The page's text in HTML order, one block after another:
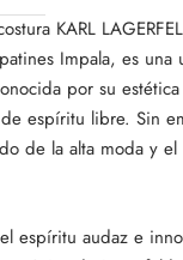
KARL
Impala, es
por su
espíritu libre. Sin
de la alta moda y
espíritu audaz e